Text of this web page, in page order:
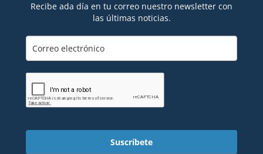
Recibe ada día en tu correo nuestro newsletter con
las últimas noticias.
Suscríbete